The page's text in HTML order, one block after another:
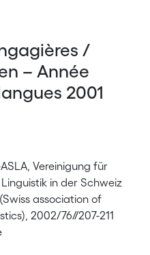
/
– Année
2001
Vereinigung für
in der Schweiz
association of
2002/76//207-211